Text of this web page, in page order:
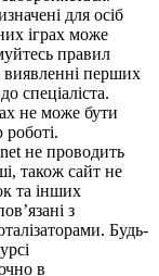
для осіб
іграх може
правил
виявленні перших
спеціаліста.
не може бути
не проводить
також сайт не
та інших
з
Будь-
в